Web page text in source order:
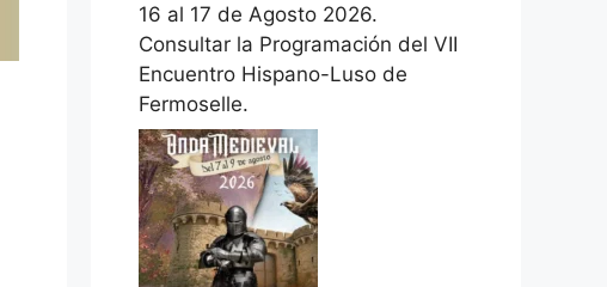
16 al 17 de Agosto 2026.
Consultar la Programación del VII
Encuentro Hispano-Luso de
Fermoselle.